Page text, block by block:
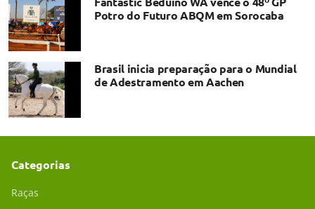
Potro do Futuro ABQM em Sorocaba
Brasil inicia preparação para o Mundial
de Adestramento em Aachen
Categorias
Raças